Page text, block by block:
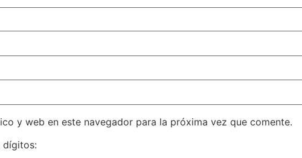
y web en este navegador para la próxima vez que comente.
dígitos: